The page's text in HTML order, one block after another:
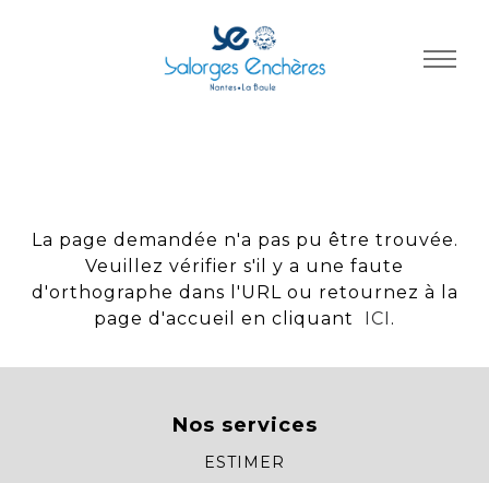
La page demandée n'a pas pu être trouvée.
Veuillez vérifier s'il y a une faute
d'orthographe dans l'URL ou retournez à la
page d'accueil en cliquant
ICI .
Nos services
ESTIMER